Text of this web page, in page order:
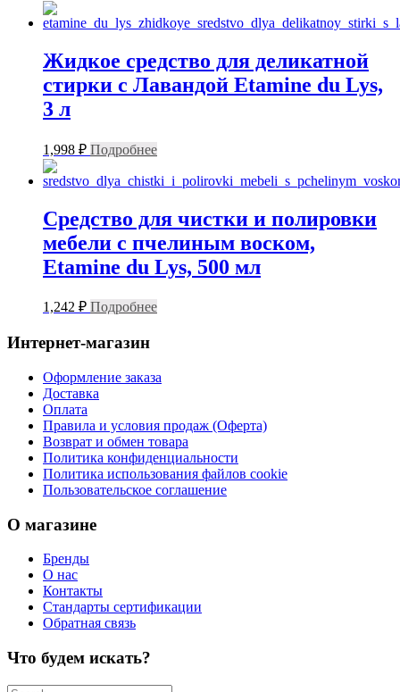
Жидкое средство для деликатной
стирки с Лавандой Etamine du Lys,
3 л
1,998 ₽ Подробнее
Средство для чистки и полировки
мебели с пчелиным воском,
Etamine du Lys, 500 мл
1,242 ₽ Подробнее
Интернет-магазин
Оформление заказа
Доставка
Оплата
Правила и условия продаж (Оферта)
Возврат и обмен товара
Политика конфиденциальности
Политика использования файлов cookie
Пользовательское соглашение
О магазине
Бренды
О нас
Контакты
Стандарты сертификации
Обратная связь
Что будем искать?